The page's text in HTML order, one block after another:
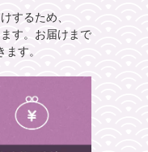
するため、
す。 お届けまで
す。